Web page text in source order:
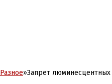
Разное»Запрет